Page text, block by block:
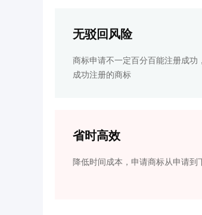
无驳回风险
商标申请不一定百分百能注册成功
成功注册的商标
省时高效
降低时间成本，申请商标从申请到